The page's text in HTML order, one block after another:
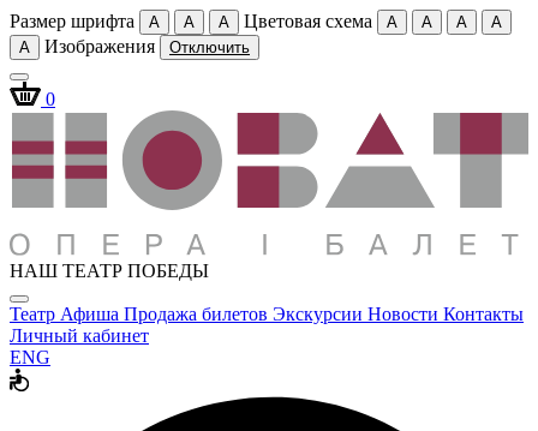
Размер шрифта A A A Цветовая схема A A A
A
A
Изображения Отключить
0
НАШ ТЕАТР ПОБЕДЫ
Театр Афиша Продажа билетов Экскурсии Новости Контакты
Личный кабинет
ENG